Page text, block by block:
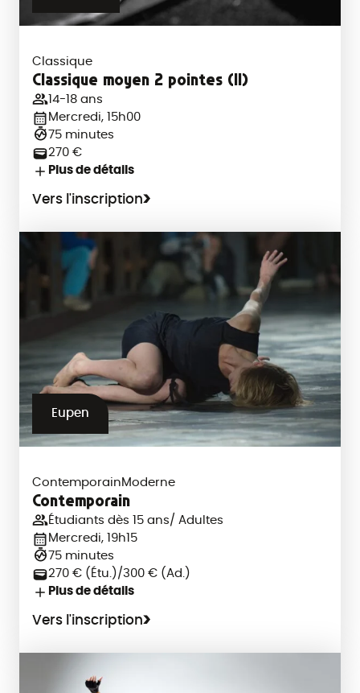
Classique
Classique moyen 2 pointes (II)
14-18 ans
Mercredi, 15h00
75 minutes
270 €
Plus de détails
Vers l'inscription
Eupen
Contemporain Moderne
Contemporain
Étudiants dès 15 ans/ Adultes
Mercredi, 19h15
75 minutes
270 € (Étu.)/300 € (Ad.)
Plus de détails
Vers l'inscription